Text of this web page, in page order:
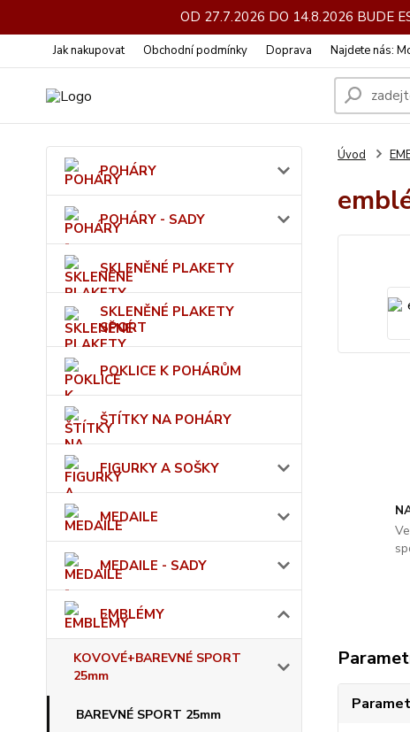
OD 27.7.2026 DO 14.8.2026 BUDE
Jak nakupovat Obchodní podmínky Doprava Najdete nás:
POHÁRY
POHÁRY - SADY
SKLENĚNÉ PLAKETY
SKLENĚNÉ PLAKETY
SPORT
POKLICE K POHÁRŮM
ŠTÍTKY NA POHÁRY
FIGURKY A SOŠKY
MEDAILE
MEDAILE - SADY
EMBLÉMY
KOVOVÉ+BAREVNÉ SPORT
25mm
BAREVNÉ SPORT 25mm
Úvod